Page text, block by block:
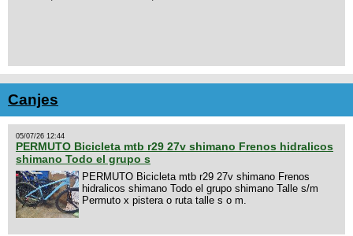
Canjes
05/07/26 12:44
PERMUTO Bicicleta mtb r29 27v shimano Frenos hidralicos
shimano Todo el grupo s
PERMUTO Bicicleta mtb r29 27v shimano Frenos
hidralicos shimano Todo el grupo shimano Talle s/m
Permuto x pistera o ruta talle s o m.